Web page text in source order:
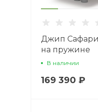
Джип Сафари
на пружине
двухместная
В наличии
169 390 ₽